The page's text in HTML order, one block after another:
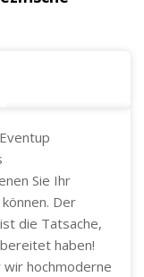
Sie Ihr
Der
die Tatsache,
haben!
hochmoderne